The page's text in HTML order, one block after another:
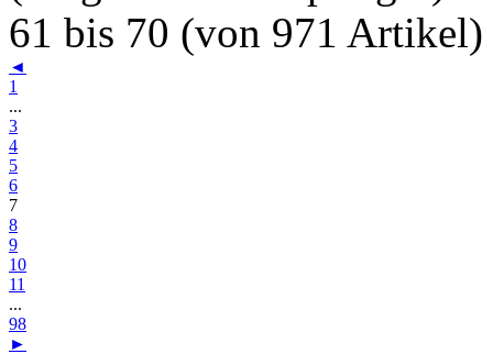
61 bis 70 (von 971 Artikel)
◄
1
...
3
4
5
6
7
8
9
10
11
...
98
►